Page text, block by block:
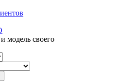
модель своего